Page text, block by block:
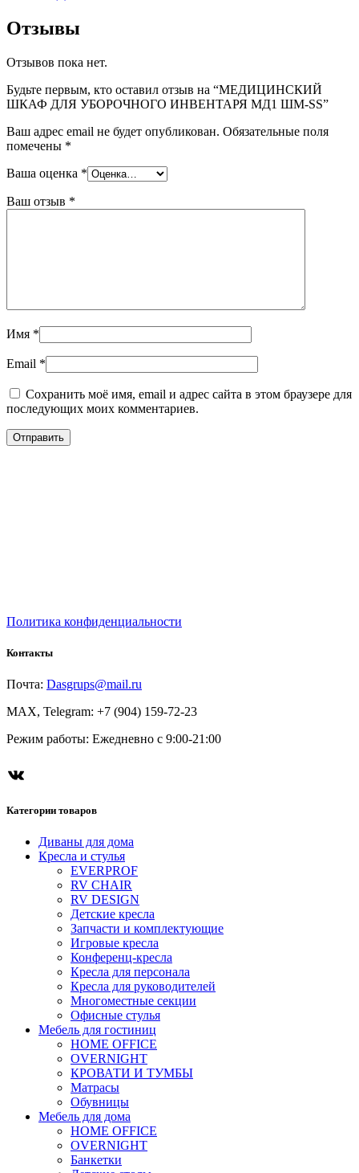
Отзывы
Отзывов пока нет.
Будьте первым, кто оставил отзыв на “МЕДИЦИНСКИЙ
ШКАФ ДЛЯ УБОРОЧНОГО ИНВЕНТАРЯ МД1 ШМ-SS”
Ваш адрес email не будет опубликован. Обязательные поля
помечены *
Ваша оценка *
Ваш отзыв *
Имя *
Email *
Сохранить моё имя, email и адрес сайта в этом браузере для
последующих моих комментариев.
Политика конфиденциальности
Контакты
Почта: Dasgrups@mail.ru
MAX, Telegram: +7 (904) 159-72-23
Режим работы: Ежедневно с 9:00-21:00
ВКонтакте
Категории товаров
Диваны для дома
Кресла и стулья
EVERPROF
RV CHAIR
RV DESIGN
Детские кресла
Запчасти и комплектующие
Игровые кресла
Конференц-кресла
Кресла для персонала
Кресла для руководителей
Многоместные секции
Офисные стулья
Мебель для гостиниц
HOME OFFICE
OVERNIGHT
КРОВАТИ И ТУМБЫ
Матрасы
Обувницы
Мебель для дома
HOME OFFICE
OVERNIGHT
Банкетки